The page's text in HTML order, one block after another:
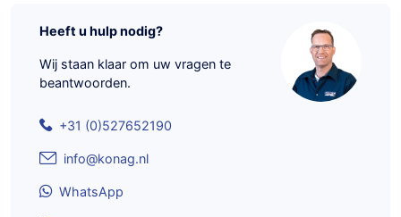
Heeft u hulp nodig?
Wij staan klaar om uw vragen te
beantwoorden.
+31 (0)527652190
info@konag.nl
WhatsApp